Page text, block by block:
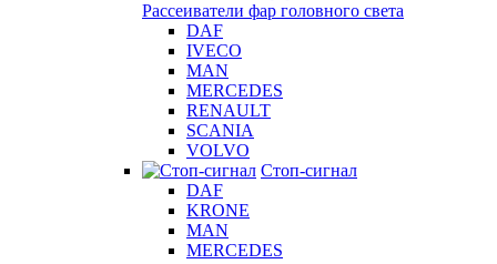
Рассеиватели фар головного света
DAF
IVECO
MAN
MERCEDES
RENAULT
SCANIA
VOLVO
Стоп-сигнал
DAF
KRONE
MAN
MERCEDES